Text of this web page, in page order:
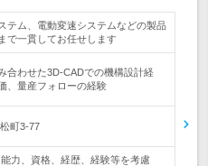
テム、電動変速システムなどの製品
で一貫してお任せします
合わせた3D-CADでの機構設計経
、量産フォローの経験
町3-77
力、資格、経歴、経験等を考慮